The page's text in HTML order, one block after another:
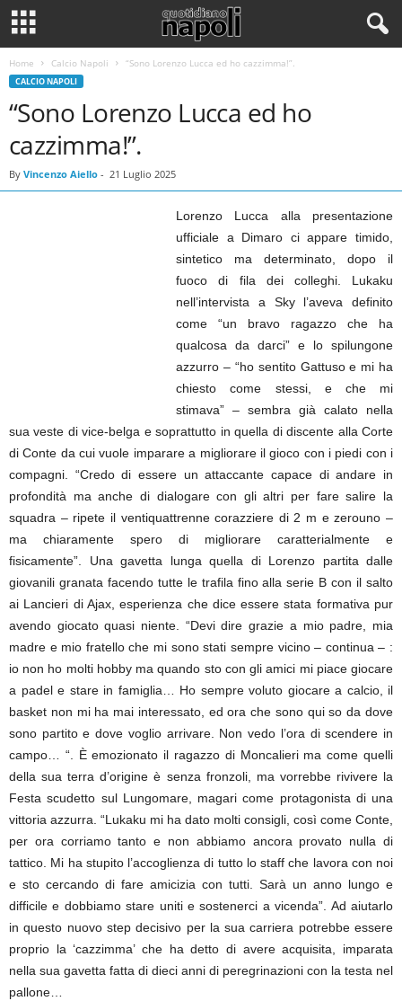
Home Calcio Napoli “Sono Lorenzo Lucca ed ho cazzimma!”.
CALCIO NAPOLI
“Sono Lorenzo Lucca ed ho
cazzimma!”.
By Vincenzo Aiello - 21 Luglio 2025
Lorenzo Lucca alla presentazione
ufficiale a Dimaro ci appare timido,
sintetico ma determinato, dopo il
fuoco di fila dei colleghi. Lukaku
nell’intervista a Sky l’aveva definito
come “un bravo ragazzo che ha
qualcosa da darci” e lo spilungone
azzurro – “ho sentito Gattuso e mi ha
chiesto come stessi, e che mi
stimava” – sembra già calato nella
sua veste di vice-belga e soprattutto in quella di discente alla Corte
di Conte da cui vuole imparare a migliorare il gioco con i piedi con i
compagni. “Credo di essere un attaccante capace di andare in
profondità ma anche di dialogare con gli altri per fare salire la
squadra – ripete il ventiquattrenne corazziere di 2 m e zerouno –
ma chiaramente spero di migliorare caratterialmente e
fisicamente”. Una gavetta lunga quella di Lorenzo partita dalle
giovanili granata facendo tutte le trafila fino alla serie B con il salto
ai Lancieri di Ajax, esperienza che dice essere stata formativa pur
avendo giocato quasi niente. “Devi dire grazie a mio padre, mia
madre e mio fratello che mi sono stati sempre vicino – continua – :
io non ho molti hobby ma quando sto con gli amici mi piace giocare
a padel e stare in famiglia… Ho sempre voluto giocare a calcio, il
basket non mi ha mai interessato, ed ora che sono qui so da dove
sono partito e dove voglio arrivare. Non vedo l’ora di scendere in
campo… “. È emozionato il ragazzo di Moncalieri ma come quelli
della sua terra d’origine è senza fronzoli, ma vorrebbe rivivere la
Festa scudetto sul Lungomare, magari come protagonista di una
vittoria azzurra. “Lukaku mi ha dato molti consigli, così come Conte,
per ora corriamo tanto e non abbiamo ancora provato nulla di
tattico. Mi ha stupito l’accoglienza di tutto lo staff che lavora con noi
e sto cercando di fare amicizia con tutti. Sarà un anno lungo e
difficile e dobbiamo stare uniti e sostenerci a vicenda”. Ad aiutarlo
in questo nuovo step decisivo per la sua carriera potrebbe essere
proprio la ‘cazzimma’ che ha detto di avere acquisita, imparata
nella sua gavetta fatta di dieci anni di peregrinazioni con la testa nel
pallone…